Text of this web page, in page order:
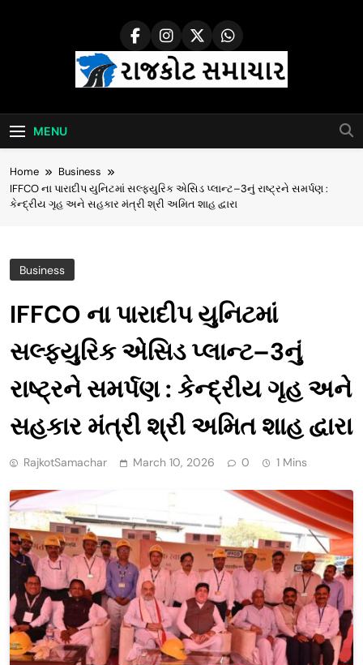
Rajkot Samachar
MENU
Home
Business
IFFCO ના પારાદીપ યુનિટમાં સલ્ફ્યુરિક એસિડ પ્લાન્ટ–3નું રાષ્ટ્રને સમર્પણ :
કેન્દ્રીય ગૃહ અને સહકાર મંત્રી શ્રી અમિત શાહ દ્વારા
Business
IFFCO ના પારાદીપ યુનિટમાં
સલ્ફ્યુરિક એસિડ પ્લાન્ટ–3નું
રાષ્ટ્રને સમર્પણ : કેન્દ્રીય ગૃહ અને
સહકાર મંત્રી શ્રી અમિત શાહ દ્વારા
RajkotSamachar March 10, 2026 0 1 Mins